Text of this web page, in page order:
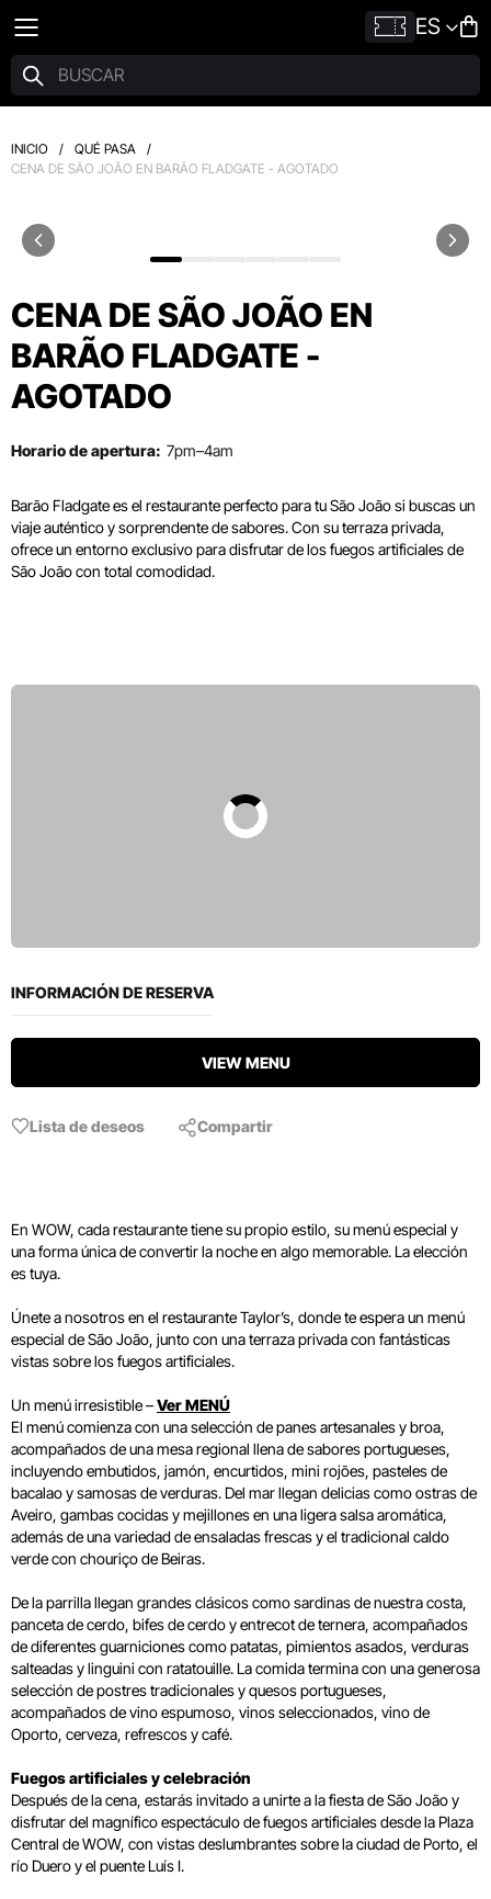
ES
INICIO / QUÉ PASA
/
CENA DE SÃO JOÃO EN BARÃO FLADGATE - AGOTADO
CENA DE SÃO JOÃO EN
BARÃO FLADGATE -
AGOTADO
Horario de apertura: 7pm–4am
Barão Fladgate es el restaurante perfecto para tu São João si buscas un
viaje auténtico y sorprendente de sabores. Con su terraza privada,
ofrece un entorno exclusivo para disfrutar de los fuegos artificiales de
São João con total comodidad.
INFORMACIÓN DE RESERVA
VIEW MENU
Lista de deseos Compartir
En WOW, cada restaurante tiene su propio estilo, su menú especial y
una forma única de convertir la noche en algo memorable. La elección
es tuya.
Únete a nosotros en el restaurante Taylor’s, donde te espera un menú
especial de São João, junto con una terraza privada con fantásticas
vistas sobre los fuegos artificiales.
Un menú irresistible –Ver MENÚ
El menú comienza con una selección de panes artesanales y broa,
acompañados de una mesa regional llena de sabores portugueses,
incluyendo embutidos, jamón, encurtidos, mini rojões, pasteles de
bacalao y samosas de verduras. Del mar llegan delicias como ostras de
Aveiro, gambas cocidas y mejillones en una ligera salsa aromática,
además de una variedad de ensaladas frescas y el tradicional caldo
verde con chouriço de Beiras.
De la parrilla llegan grandes clásicos como sardinas de nuestra costa,
panceta de cerdo, bifes de cerdo y entrecot de ternera, acompañados
de diferentes guarniciones como patatas, pimientos asados, verduras
salteadas y linguini con ratatouille. La comida termina con una generosa
selección de postres tradicionales y quesos portugueses,
acompañados de vino espumoso, vinos seleccionados, vino de
Oporto, cerveza, refrescos y café.
Fuegos artificiales y celebración
Después de la cena, estarás invitado a unirte a la fiesta de São João y
disfrutar del magnífico espectáculo de fuegos artificiales desde la Plaza
Central de WOW, con vistas deslumbrantes sobre la ciudad de Porto, el
río Duero y el puente Luís I.